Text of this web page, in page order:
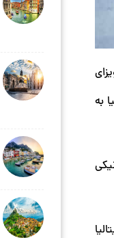
ویزای
به